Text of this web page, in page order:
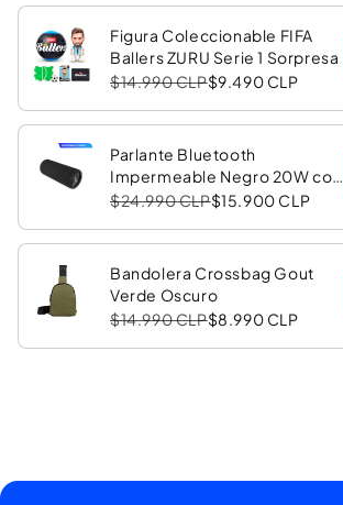
Figura Coleccionable FIFA
Ballers ZURU Serie 1 Sorpresa
$14.990 CLP$9.490 CLP
Parlante Bluetooth
Impermeable Negro 20W con
Luz LED RGB PV26 Copec
$24.990 CLP$15.900 CLP
Bandolera Crossbag Gout
Verde Oscuro
$14.990 CLP$8.990 CLP